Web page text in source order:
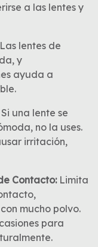
a las lentes y
Las lentes de
y
ayuda a
Si una lente se
no la uses.
irritación,
Contacto: Limita
mucho polvo.
para